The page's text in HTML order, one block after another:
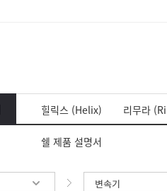
힐릭스 (Helix) 리무라
쉘 제품 설명서
변속기